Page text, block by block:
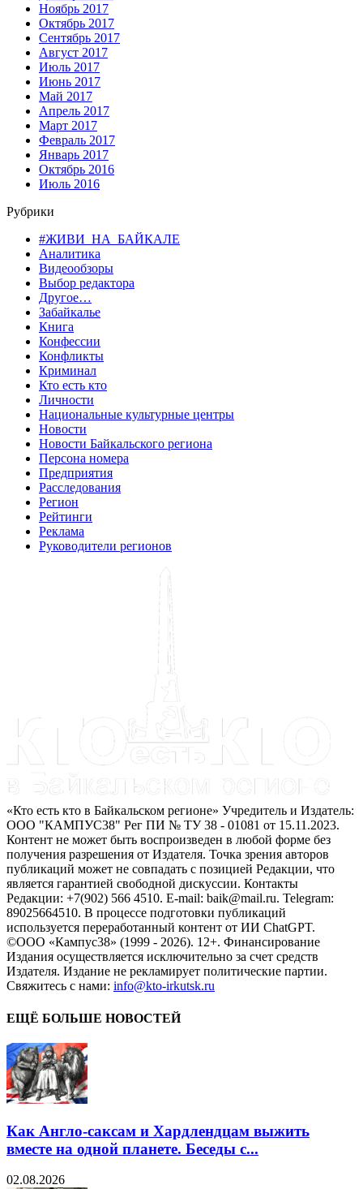
Ноябрь 2017
Октябрь 2017
Сентябрь 2017
Август 2017
Июль 2017
Июнь 2017
Май 2017
Апрель 2017
Март 2017
Февраль 2017
Январь 2017
Октябрь 2016
Июль 2016
Рубрики
#ЖИВИ_НА_БАЙКАЛЕ
Аналитика
Видеообзоры
Выбор редактора
Другое…
Забайкалье
Книга
Конфессии
Конфликты
Криминал
Кто есть кто
Личности
Национальные культурные центры
Новости
Новости Байкальского региона
Персона номера
Предприятия
Расследования
Регион
Рейтинги
Реклама
Руководители регионов
«Кто есть кто в Байкальском регионе» Учредитель и Издатель:
ООО "КАМПУС38" Рег ПИ № ТУ 38 - 01081 от 15.11.2023.
Контент не может быть воспроизведен в любой форме без
получения разрешения от Издателя. Точка зрения авторов
публикаций может не совпадать с позицией Редакции, что
является гарантией свободной дискуссии. Контакты
Редакции: +7(902) 566 4510. E-mail: baik@mail.ru. Telegram:
89025664510. В процессе подготовки публикаций
используется переработанный контент от ИИ ChatGPT.
©ООО «Кампус38» (1999 - 2026). 12+. Финансирование
Издания осуществляется исключительно за счет средств
Издателя. Издание не рекламирует политические партии.
Свяжитесь с нами: info@kto-irkutsk.ru
ЕЩЁ БОЛЬШЕ НОВОСТЕЙ
Как Англо-саксам и Хардлендцам выжить
вместе на одной планете. Беседы с...
02.08.2026